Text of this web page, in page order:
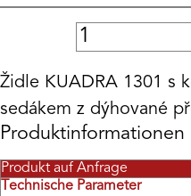
Židle KUADRA 1301 s
sedákem z dýhované
Produktinformationen
Technische Parameter
Produkt auf Anfrage